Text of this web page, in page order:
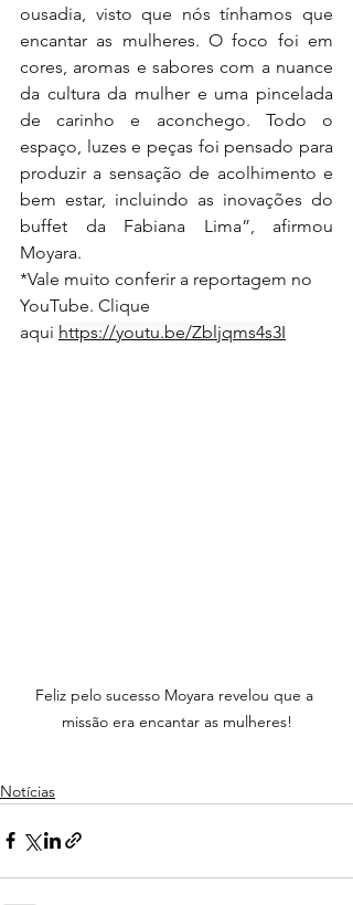
ousadia, visto que nós tínhamos que
encantar as mulheres. O foco foi em
cores, aromas e sabores com a nuance
da cultura da mulher e uma pincelada
de carinho e aconchego. Todo o
espaço, luzes e peças foi pensado para
produzir a sensação de acolhimento e
bem estar, incluindo as inovações do
buffet da Fabiana Lima”, afirmou
Moyara.
*Vale muito conferir a reportagem no
YouTube. Clique
aqui https://youtu.be/Zbljqms4s3I
Feliz pelo sucesso Moyara revelou que a
missão era encantar as mulheres!
Notícias